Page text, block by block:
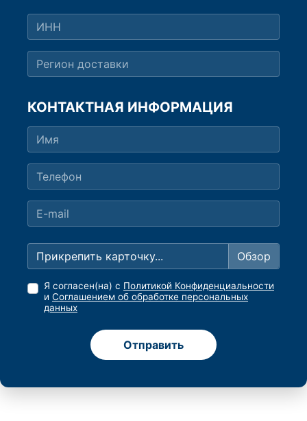
КОНТАКТНАЯ ИНФОРМАЦИЯ
Прикрепить карточку...
Я согласен(на) с Политикой Конфиденциальности
и Соглашением об обработке персональных
данных
Отправить